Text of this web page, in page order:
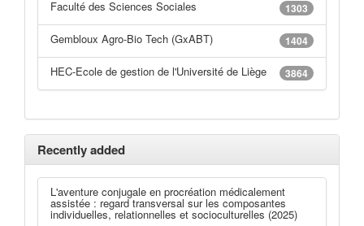
Faculté des Sciences Sociales 1303
Gembloux Agro-Bio Tech (GxABT) 1404
HEC-Ecole de gestion de l'Université de Liège 3864
Recently added
L'aventure conjugale en procréation médicalement
assistée : regard transversal sur les composantes
individuelles, relationnelles et socioculturelles (2025)